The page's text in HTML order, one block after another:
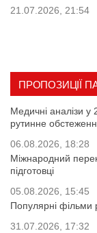
21.07.2026, 21:54
ПРОПОЗИЦІЇ
Медичні аналізи у
рутинне
06.08.2026, 18:28
Міжнародний
підготовці
05.08.2026, 15:45
Популярні фільми
31.07.2026, 17:32